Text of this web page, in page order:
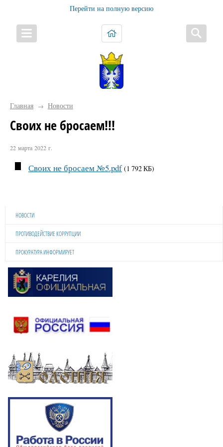
Перейти на полную версию
Главная → Новости
Своих не бросаем!!!
22 марта 2022 г.
Своих не бросаем №5.pdf (1 792 КБ)
НОВОСТИ
ПРОТИВОДЕЙСТВИЕ КОРРУПЦИИ
ПРОКУРАТУРА ИНФОРМИРУЕТ